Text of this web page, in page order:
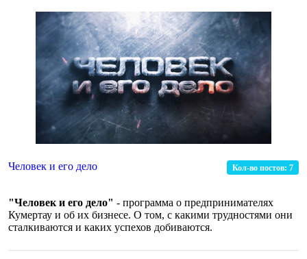
Человек и его дело Кол-во постов: 7
"Человек и его дело" - программа о предпринимателях
Кумертау и об их бизнесе. О том, с какими трудностями они
сталкиваются и каких успехов добиваются.